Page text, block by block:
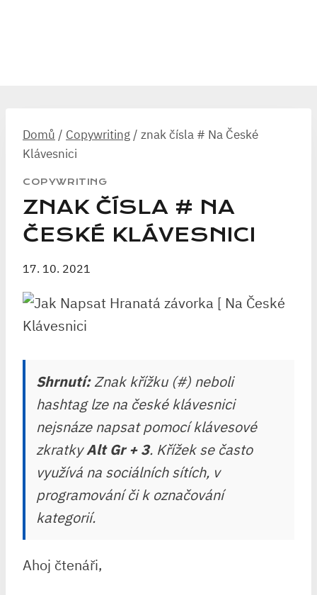
Domů / Copywriting / znak čísla # Na České
Klávesnici
COPYWRITING
ZNAK ČÍSLA # NA
ČESKÉ KLÁVESNICI
17. 10. 2021
Shrnutí:Znak křížku (#) neboli
hashtag lze na české klávesnici
nejsnáze napsat pomocí klávesové
zkratkyAlt Gr + 3. Křížek se často
využívá na sociálních sítích, v
programování či k označování
kategorií.
Ahoj čtenáři,